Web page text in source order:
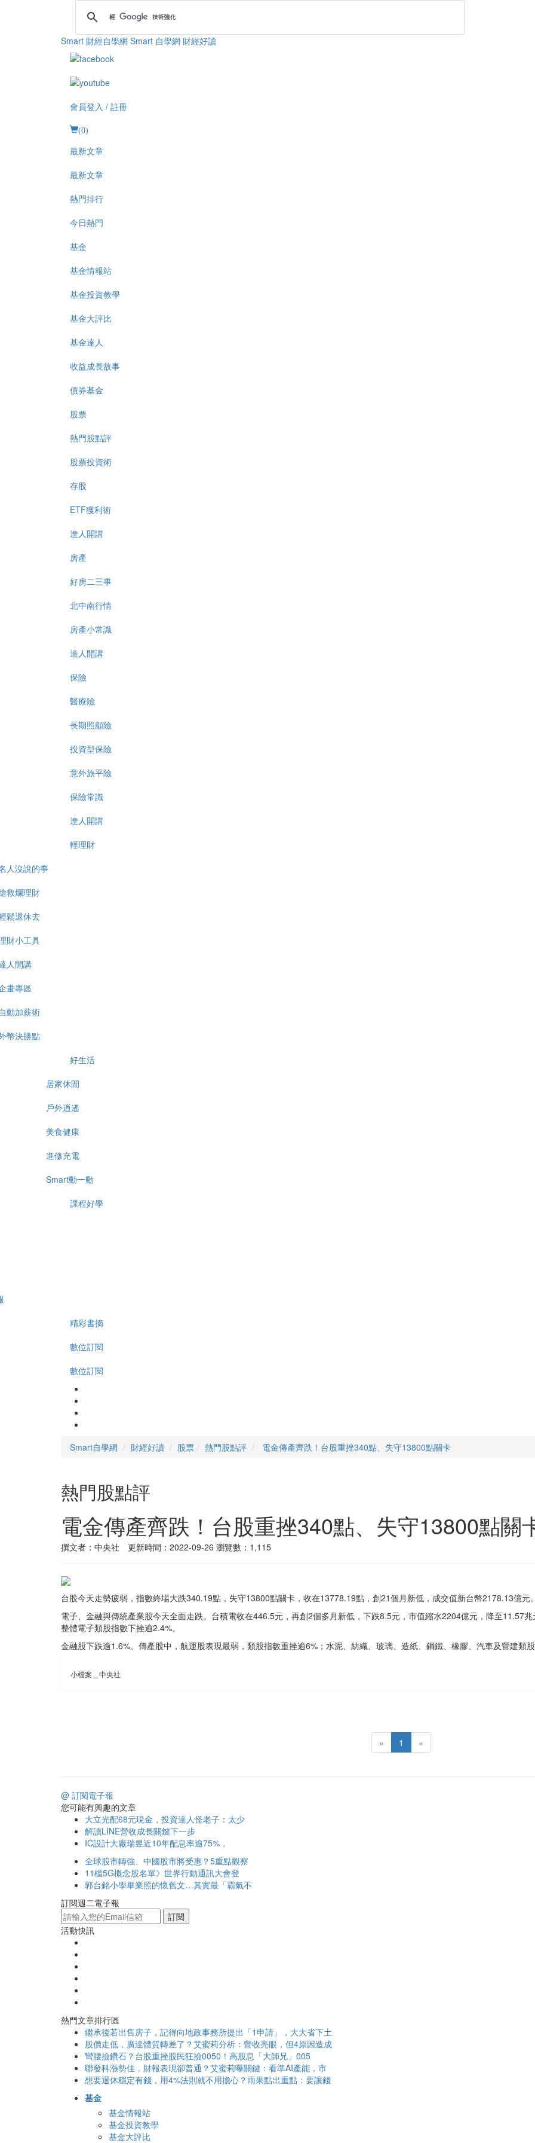
Smart 財經自學網 Smart 自學網 財經好讀
會員登入 / 註冊
(0)
最新文章
最新文章
熱門排行
今日熱門
基金
基金情報站
基金投資教學
基金大評比
基金達人
收益成長故事
債券基金
股票
熱門股點評
股票投資術
存股
ETF獲利術
達人開講
房產
好房二三事
北中南行情
房產小常識
達人開講
保險
醫療險
長期照顧險
投資型保險
意外旅平險
保險常識
達人開講
輕理財
人沒說的事
救爛理財
鬆退休去
財小工具
人開講
畫專區
動加薪術
幣決勝點
好生活
居家休閒
戶外逍遙
美食健康
進修充電
Smart動一動
課程好學
精彩書摘
數位訂閱
數位訂閱
Smart自學網 財經好讀 股票 熱門股點評 電金傳產齊跌！台股重挫340點、失守13800點關卡
熱門股點評
電金傳產齊跌！台股重挫340點、失守13800點關
撰文者：中央社 更新時間：2022-09-26 瀏覽數：1,115
台股今天走勢疲弱，指數終場大跌340.19點，失守13800點關卡，收在13778.19點，創21個月新低，成交值新台幣2178.13億元
電子、金融與傳統產業股今天全面走跌。台積電收在446.5元，再創2個多月新低，下跌8.5元，市值縮水2204億元，降至11.57
整體電子類股指數下挫逾2.4%。
金融股下跌逾1.6%。傳產股中，航運股表現最弱，類股指數重挫逾6%；水泥、紡織、玻璃、造紙、鋼鐵、橡膠、汽車及營建類
小檔案＿中央社
« 1 »
@ 訂閱電子報
您可能有興趣的文章
大立光配68元現金，投資達人怪老子：太少
解讀LINE營收成長關鍵下一步
IC設計大廠瑞昱近10年配息率逾75%，
全球股市轉強、中國股市將受惠？5重點觀察
11檔5G概念股名單》世界行動通訊大會登
郭台銘小學畢業照的懷舊文…其實最「霸氣不
訂閱週二電子報
訂閱
活動快訊
熱門文章排行區
繼承後若出售房子，記得向地政事務所提出「1申請」，大大省下土
股價走低，廣達體質轉差了？艾蜜莉分析：營收亮眼，但4原因造成
彎腰撿鑽石？台股重挫股民狂撿0050！高股息「大師兄」005
聯發科漲勢佳，財報表現卻普通？艾蜜莉曝關鍵：看準AI產能，市
想要退休穩定有錢，用4%法則就不用擔心？雨果點出重點：要讓錢
基金
基金情報站
基金投資教學
基金大評比